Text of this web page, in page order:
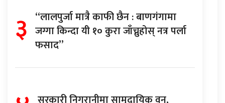
३ “लालपुर्जा मात्रै काफी छैन : बाणगंगामा
जग्गा किन्दा यी १० कुरा जाँच्नुहोस् नत्र पर्ला
फसाद”